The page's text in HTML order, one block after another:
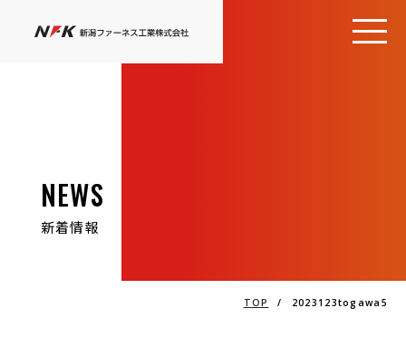
NEWS
新着情報
TOP / 2023123togawa5